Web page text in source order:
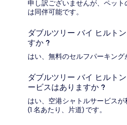
申し訳ございませんが、ペッ
は同伴可能です。
ダブルツリー バイ ヒルト
すか ?
はい、無料のセルフパーキング
ダブルツリー バイ ヒルト
ービスはありますか ?
はい、空港シャトルサービス
(1 名あたり、片道) です。